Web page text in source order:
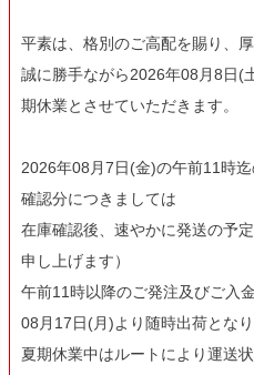
平素は、格別のご高配を賜り、
誠に勝手ながら2026年08月8日(
期休業とさせていただきます。
2026年08月7日(金)の午前11時
確認分につきましては
在庫確認後、速やかに発送の予
申し上げます）
午前11時以降のご発注及びご入
08月17日(月)より随時出荷となり
夏期休業中はルートにより運送